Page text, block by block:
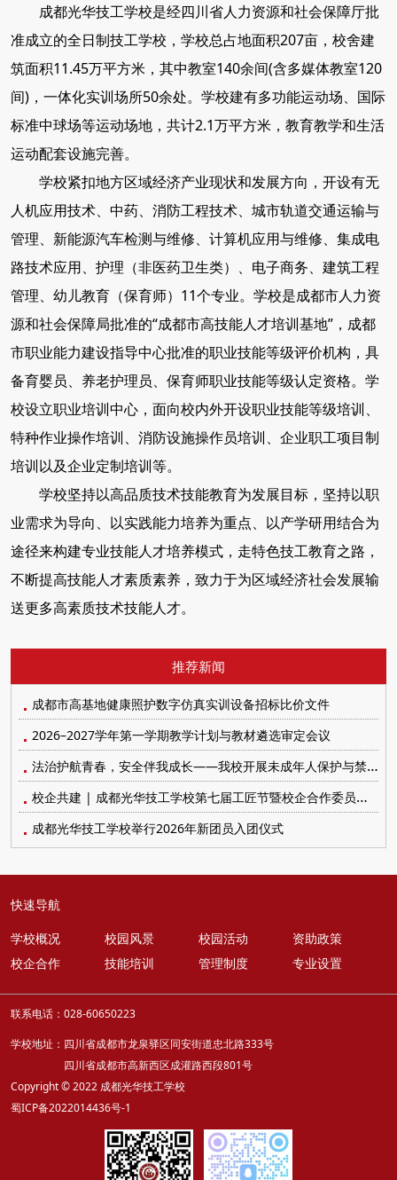
推荐新闻
成都市高基地健康照护数字仿真实训设备招标比价文件
2026–2027学年第一学期教学计划与教材遴选审定会议
法治护航青春，安全伴我成长——我校开展未成年人保护与禁毒防艾系列宣传教育活动
校企共建 | 成都光华技工学校第七届工匠节暨校企合作委员会顺利召开
成都光华技工学校举行2026年新团员入团仪式
成都光华技工学校是经四川省人力资源和社会保障厅批
准成立的全日制技工学校，学校总占地面积207亩，校舍建
筑面积11.45万平方米，其中教室140余间(含多媒体教室120
间)，一体化实训场所50余处。学校建有多功能运动场、国际
标准中球场等运动场地，共计2.1万平方米，教育教学和生活
运动配套设施完善。
学校紧扣地方区域经济产业现状和发展方向，开设有无
人机应用技术、 中药、 消防工程技术、 城市轨道交通运输与
管理、 新能源汽车检测与维修、 计算机应用与维修、集成电
路技术应用、护理（非医药卫生类）、 电子商务、 建筑工程
管理、幼儿教育（保育师）11个专业。学校是成都市人力资
源和社会保障局批准的“成都市高技能人才培训基地”，成都
市职业能力建设指导中心批准的职业技能等级评价机构，具
备育婴员、养老护理员、保育师职业技能等级认定资格。学
校设立职业培训中心，面向校内外开设职业技能等级培训、
特种作业操作培训、消防设施操作员培训、企业职工项目制
培训以及企业定制培训等。
学校坚持以高品质技术技能教育为发展目标，坚持以职
业需求为导向、以实践能力培养为重点、以产学研用结合为
途径来构建专业技能人才培养模式，走特色技工教育之路，
不断提高技能人才素质素养，致力于为区域经济社会发展输
送更多高素质技术技能人才。
快速导航
学校概况
校园风景 校园活动
资助政策
校企合作
技能培训 管理制度 专业设置
联系电话：028-60650223
学校地址：四川省成都市龙泉驿区同安街道忠北路333号
四川省成都市高新西区成灌路西段801号
Copyright © 2022 成都光华技工学校
蜀ICP备2022014436号-1